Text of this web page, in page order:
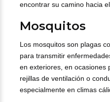
encontrar su camino hacia
Mosquitos
Los mosquitos son plagas
para transmitir
en exteriores, en ocasiones
rejillas de ventilación o
especialmente en climas